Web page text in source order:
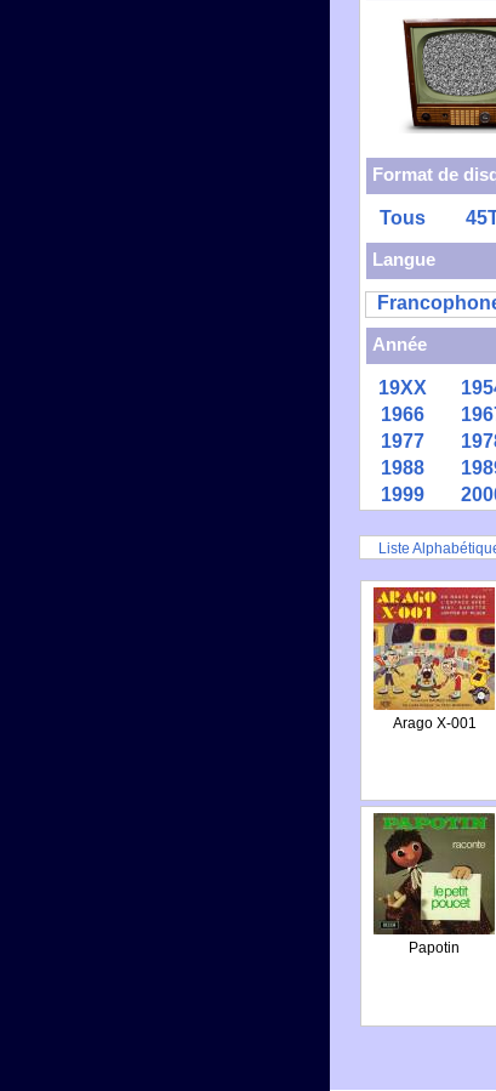
Format de
Tous
Langue
Année
19XX
1966
1977
1988
1999
Liste
Arago X-001
Papotin